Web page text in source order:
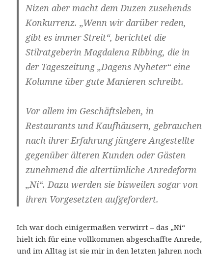
Nizen aber macht dem Duzen zusehends
Konkurrenz. „Wenn wir darüber reden,
gibt es immer Streit“, berichtet die
Stilratgeberin Magdalena Ribbing, die in
der Tageszeitung „Dagens Nyheter“ eine
Kolumne über gute Manieren schreibt.
Vor allem im Geschäftsleben, in
Restaurants und Kaufhäusern, gebrauchen
nach ihrer Erfahrung jüngere Angestellte
gegenüber älteren Kunden oder Gästen
zunehmend die altertümliche Anredeform
„Ni“. Dazu werden sie bisweilen sogar von
ihren Vorgesetzten aufgefordert.
Ich war doch einigermaßen verwirrt – das „Ni“
hielt ich für eine vollkommen abgeschaffte Anrede,
und im Alltag ist sie mir in den letzten Jahren noch